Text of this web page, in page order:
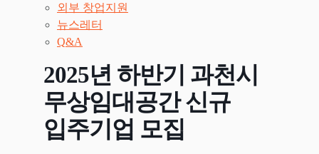
외부 창업지원
뉴스레터
Q&A
2025년 하반기 과천시
무상임대공간 신규
입주기업 모집